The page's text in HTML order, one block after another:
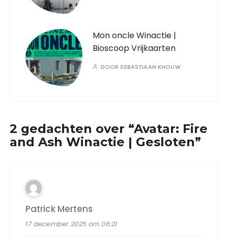
Mon oncle Winactie |
Bioscoop Vrijkaarten
DOOR SEBASTIAAN KHOUW
2 gedachten over “Avatar: Fire
and Ash Winactie | Gesloten”
Patrick Mertens
17 december 2025 om 06:21